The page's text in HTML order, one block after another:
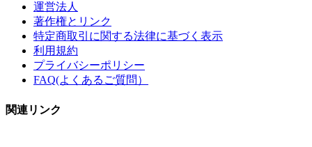
運営法人
著作権とリンク
特定商取引に関する法律に基づく表示
利用規約
プライバシーポリシー
FAQ(よくあるご質問）
関連リンク